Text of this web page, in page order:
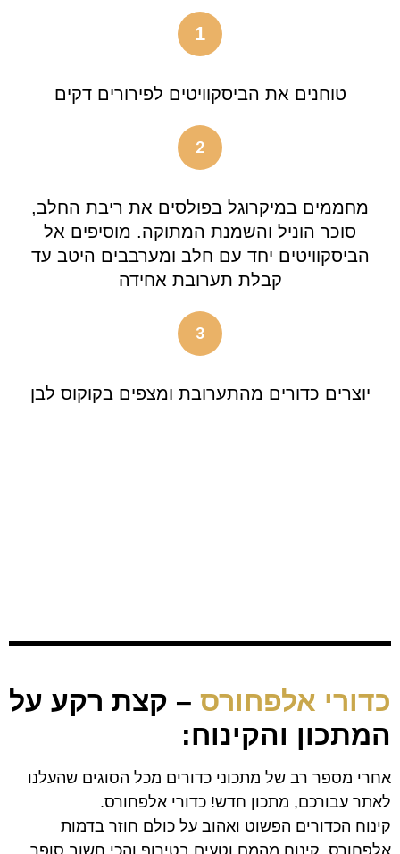
1
טוחנים את הביסקוויטים לפירורים דקים
2
מחממים במיקרוגל בפולסים את ריבת החלב,
סוכר הוניל והשמנת המתוקה. מוסיפים אל
הביסקוויטים יחד עם חלב ומערבבים היטב עד
קבלת תערובת אחידה
3
יוצרים כדורים מהתערובת ומצפים בקוקוס לבן
כדורי אלפחורס – קצת רקע על
המתכון והקינוח:
אחרי מספר רב של מתכוני כדורים מכל הסוגים שהעלנו
לאתר עבורכם, מתכון חדש! כדורי אלפחורס.
קינוח הכדורים הפשוט ואהוב על כולם חוזר בדמות